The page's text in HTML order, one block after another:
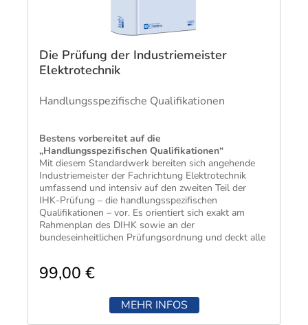
Die Prüfung der Industriemeister
Elektrotechnik
Handlungsspezifische Qualifikationen
​Bestens vorbereitet auf die
„Handlungsspezifischen Qualifikationen“
Mit diesem Standardwerk bereiten sich angehende
Industriemeister der Fachrichtung Elektrotechnik
umfassend und intensiv auf den zweiten Teil der
IHK-Prüfung – die handlungsspezifischen
Qualifikationen – vor. Es orientiert sich exakt am
Rahmenplan des DIHK sowie an der
bundeseinheitlichen Prüfungsordnung und deckt alle
99,00 €
MEHR INFOS